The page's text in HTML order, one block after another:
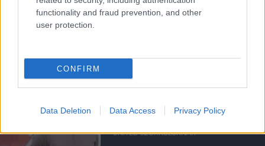
functionality and fraud prevention, and other
user protection.
CONFIRM
Data Deletion Data Access Privacy Policy
TEN HAG ÜZENETE JONES-
UNITED SZURKOLÓKNAK